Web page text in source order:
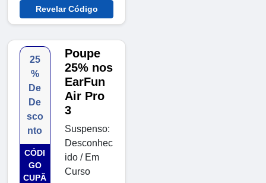
Revelar Código
25
%
De
De
sco
nto
CÓDI
GO
CUPÃ
Poupe
25% nos
EarFun
Air Pro
3
Suspenso:
Desconhec
ido / Em
Curso